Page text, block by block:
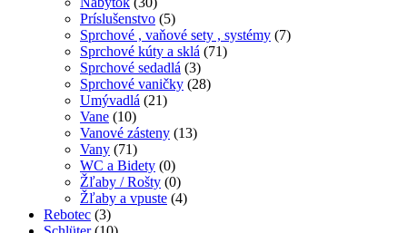
Príslušenstvo (5)
Sprchové , vaňové sety , systémy (7)
Sprchové kúty a sklá (71)
Sprchové sedadlá (3)
Sprchové vaničky (28)
Umývadlá (21)
Vane (10)
Vanové zásteny (13)
Vany (71)
WC a Bidety (0)
Žľaby / Rošty (0)
Žľaby a vpuste (4)
Rebotec (3)